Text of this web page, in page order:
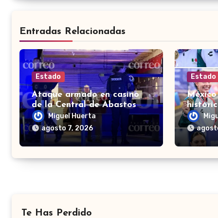
Entradas Relacionadas
Estado
Ataque armado en casino
de la Central de Abastos
deja un hombre muerto en
León
Miguel Huerta
agosto 7, 2026
Estado
el
Te Has Perdido